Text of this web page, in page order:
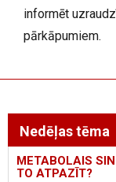
informēt
pārkāpumiem.
Nedēļas tēma
METABOLAIS
TO ATPAZĪT?